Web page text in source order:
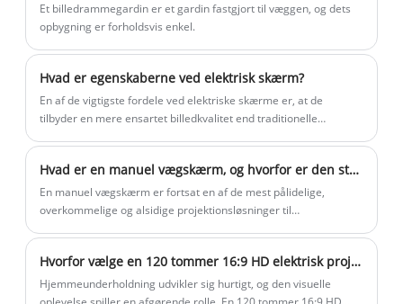
for at købe fabriks-direkte skærme med
Et billedrammegardin er et gardin fastgjort til væggen, og dets
opbygning er forholdsvis enkel.
Hvad er egenskaberne ved elektrisk skærm?
En af de vigtigste fordele ved elektriske skærme er, at de
tilbyder en mere ensartet billedkvalitet end traditionelle
Hvad er en manuel vægskærm, og hvorfor er den stadig det bedste valg til omkostningseffektive projektionsløsninger
En manuel vægskærm er fortsat en af ​​de mest pålidelige,
overkommelige og alsidige projektionsløsninger til
mere og mere populære, dominerer manuelle nedtrækkelige
projektionsskærme fortsat markeder, hvor enkelhed,
holdbarhed og omkostningseffektivitet betyder mest.
Hvorfor vælge en 120 tommer 16:9 HD elektrisk projektionsskærm til din hjemmebiograf?
Hjemmeunderholdning udvikler sig hurtigt, og den visuelle